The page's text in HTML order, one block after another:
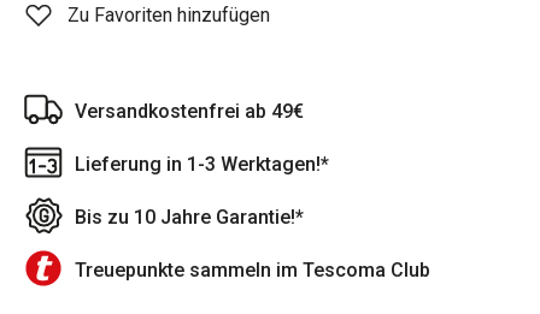
Zu Favoriten hinzufügen
Versandkostenfrei ab 49€
Lieferung in 1-3 Werktagen!*
Bis zu 10 Jahre Garantie!*
Treuepunkte sammeln im Tescoma Club